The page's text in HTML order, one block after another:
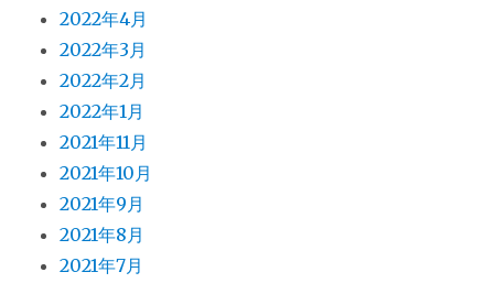
2022年4月
2022年3月
2022年2月
2022年1月
2021年11月
2021年10月
2021年9月
2021年8月
2021年7月